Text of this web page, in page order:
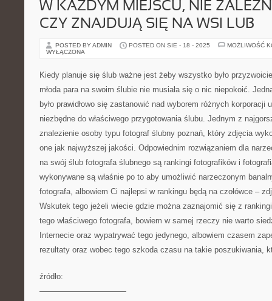
W KAŻDYM MIEJSCU, NIE
CZY ZNAJDUJĄ SIĘ NA WSI LUB
POSTED BY ADMIN POSTED ON SIE - 18 - 2025
MOŻLIWOŚĆ
WYŁĄCZONA
Kiedy planuje się ślub ważne jest żeby wszystko było
młoda para na swoim ślubie nie musiała się o nic niepokoić.
było prawidłowo się zastanowić nad wyborem różnych korporacji
niezbędne do właściwego przygotowania ślubu. Jednym z
znalezienie osoby typu fotograf ślubny poznań, który zdjęcia
one jak najwyższej jakości. Odpowiednim rozwiązaniem dla
na swój ślub fotografa ślubnego są rankingi fotografików i
wykonywane są właśnie po to aby umożliwić narzeczonym
fotografa, albowiem Ci najlepsi w rankingu będą na czołówce –
Wskutek tego jeżeli wiecie gdzie można zaznajomić się z
tego właściwego fotografa, bowiem w samej rzeczy nie warto
Internecie oraz wypatrywać tego jedynego, albowiem czasem
rezultaty oraz wobec tego szkoda czasu na takie poszukiwania,
źródło:
———————————